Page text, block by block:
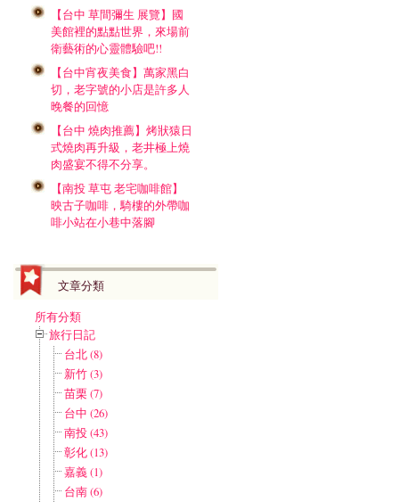
【台中 草間彌生 展覽】國
美館裡的點點世界，來場前
衛藝術的心靈體驗吧!!
【台中宵夜美食】萬家黑白
切，老字號的小店是許多人
晚餐的回憶
【台中 燒肉推薦】烤狀猿日
式燒肉再升級，老井極上燒
肉盛宴不得不分享。
【南投 草屯 老宅咖啡館】
映古子咖啡，騎樓的外帶咖
啡小站在小巷中落腳
文章分類
所有分類
旅行日記
台北 (8)
新竹 (3)
苗栗 (7)
台中 (26)
南投 (43)
彰化 (13)
嘉義 (1)
台南 (6)